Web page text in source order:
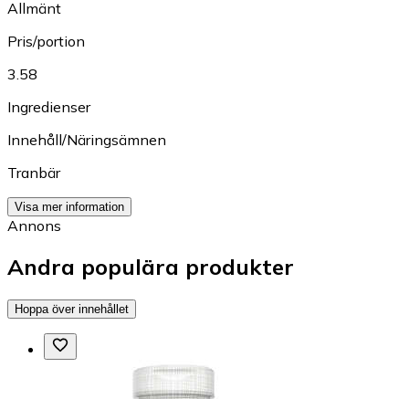
Allmänt
Pris/portion
3.58
Ingredienser
Innehåll/Näringsämnen
Tranbär
Visa mer information
Annons
Andra populära produkter
Hoppa över innehållet